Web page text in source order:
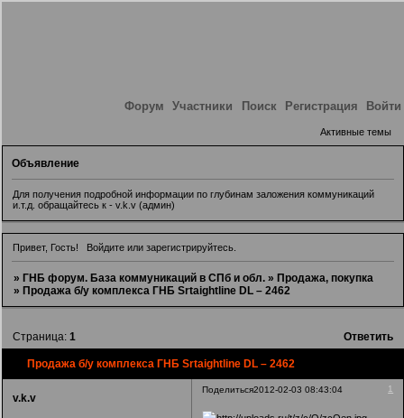
Форум Участники Поиск Регистрация Войти
Активные темы
Объявление
Для получения подробной информации по глубинам заложения коммуникаций
и.т.д. обращайтесь к - v.k.v (админ)
Привет, Гость! Войдитеили зарегистрируйтесь.
» ГНБ форум. База коммуникаций в СПб и обл. » Продажа, покупка
» Продажа б/у комплекса ГНБ Srtaightline DL – 2462
Продажа б/у комплекса ГНБ Srtaightline DL – 2462
Страница:1 Ответить
Поделиться 1
2012-02-03 08:43:04
v.k.v